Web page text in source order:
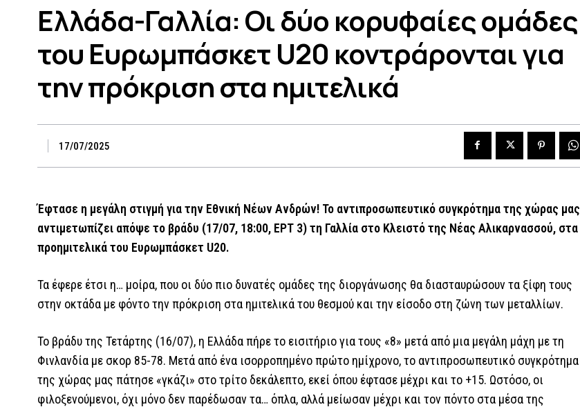
Ελλάδα-Γαλλία: Οι δύο κορυφαίες ομάδες
του Ευρωμπάσκετ U20 κοντράρονται για
την πρόκριση στα ημιτελικά
17/07/2025
Έφτασε η μεγάλη στιγμή για την Εθνική Νέων Ανδρών! Το αντιπροσωπευτικό συγκρότημα της χώρας μας
αντιμετωπίζει απόψε το βράδυ (17/07, 18:00, ΕΡΤ 3) τη Γαλλία στο Κλειστό της Νέας Αλικαρνασσού, στα
προημιτελικά του Ευρωμπάσκετ U20.
Τα έφερε έτσι η… μοίρα, που οι δύο πιο δυνατές ομάδες της διοργάνωσης θα διασταυρώσουν τα ξίφη τους
στην οκτάδα με φόντο την πρόκριση στα ημιτελικά του θεσμού και την είσοδο στη ζώνη των μεταλλίων.
Το βράδυ της Τετάρτης (16/07), η Ελλάδα πήρε το εισιτήριο για τους «8» μετά από μια μεγάλη μάχη με τη
Φινλανδία με σκορ 85-78. Μετά από ένα ισορροπημένο πρώτο ημίχρονο, το αντιπροσωπευτικό συγκρότημα
της χώρας μας πάτησε «γκάζι» στο τρίτο δεκάλεπτο, εκεί όπου έφτασε μέχρι και το +15. Ωστόσο, οι
φιλοξενούμενοι, όχι μόνο δεν παρέδωσαν τα… όπλα, αλλά μείωσαν μέχρι και τον πόντο στα μέσα της